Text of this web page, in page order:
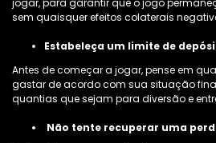
sem quaisquer efeitos colaterais
Estabeleça um limite de
Antes de começar a jogar, pense em
gastar de acordo com sua situação
quantias que sejam para diversão e
Não tente recuperar uma